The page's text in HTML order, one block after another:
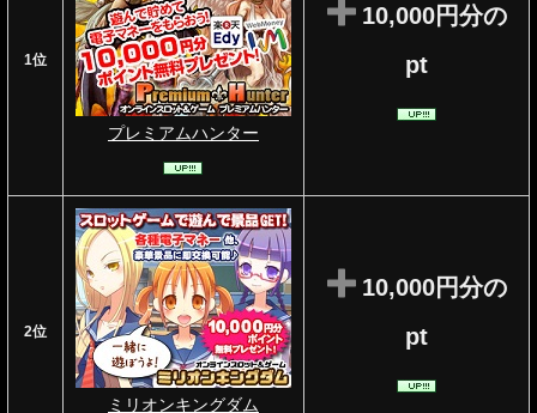
1位
プレミアムハンター
10,000円分の
pt
2位
ミリオンキングダム
10,000円分の
pt